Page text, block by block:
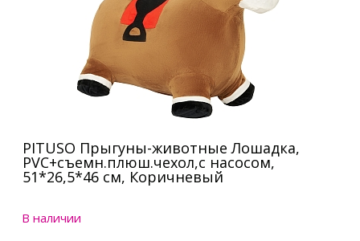
PITUSO Прыгуны-животные Лошадка,
PVC+съемн.плюш.чехол,с насосом,
51*26,5*46 см, Коричневый
В наличии